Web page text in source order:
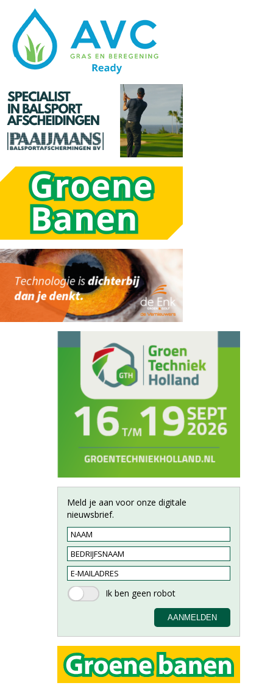
Meld je aan voor onze digitale
nieuwsbrief.